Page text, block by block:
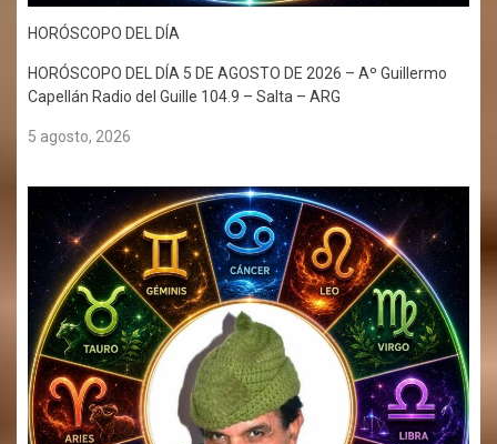
HORÓSCOPO DEL DÍA
HORÓSCOPO DEL DÍA 5 DE AGOSTO DE 2026 – Aº Guillermo
Capellán Radio del Guille 104.9 – Salta – ARG
5 agosto, 2026